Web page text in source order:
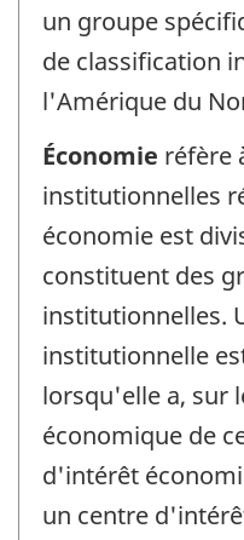
un groupe
de classification
l'Amérique du
Économie réfère
institutionnelles
économie est
constituent des
institutionnelles.
institutionnelle
lorsqu'elle a, sur
économique de
d'intérêt
un centre